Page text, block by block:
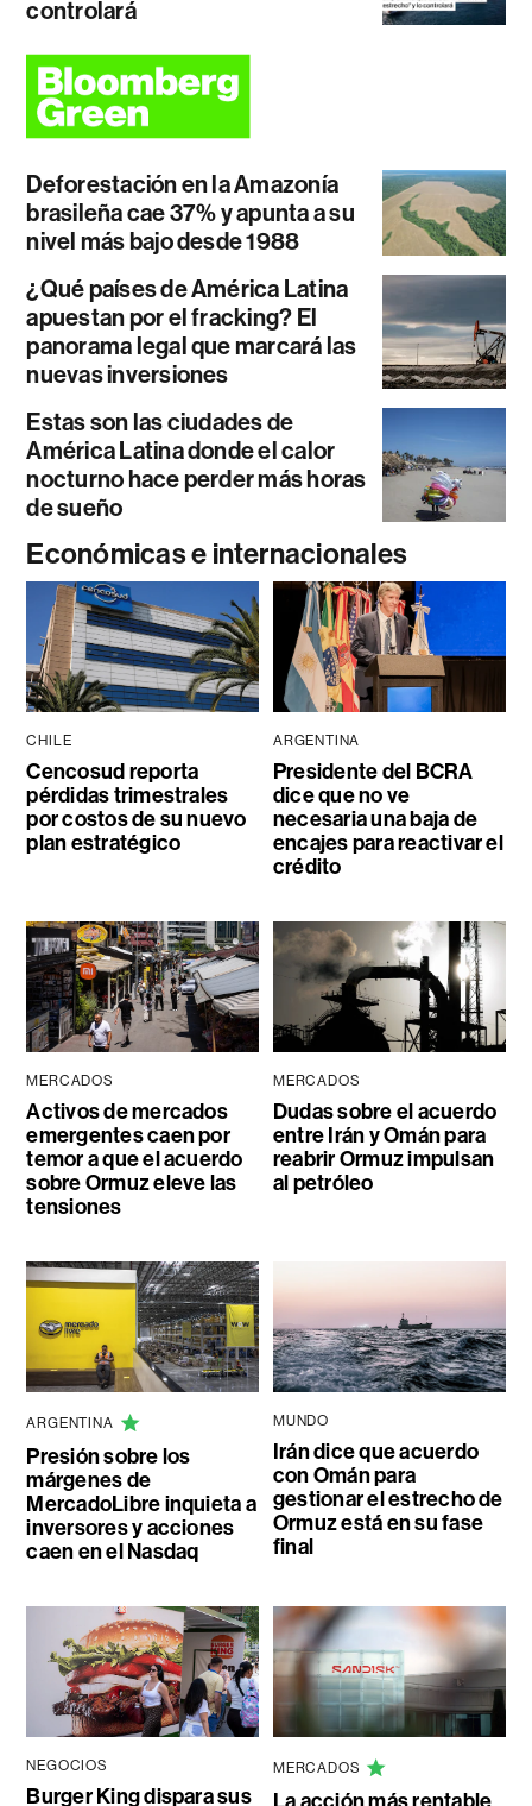
controlará
Deforestación en la Amazonía
brasileña cae 37% y apunta a su
nivel más bajo desde 1988
¿Qué países de América Latina
apuestan por el fracking? El
panorama legal que marcará las
nuevas inversiones
Estas son las ciudades de
América Latina donde el calor
nocturno hace perder más horas
de sueño
Económicas e internacionales
CHILE
Cencosud reporta
pérdidas trimestrales
por costos de su nuevo
plan estratégico
ARGENTINA
Presidente del BCRA
dice que no ve
necesaria una baja de
encajes para reactivar el
crédito
MERCADOS
Activos de mercados
emergentes caen por
temor a que el acuerdo
sobre Ormuz eleve las
tensiones
MERCADOS
Dudas sobre el acuerdo
entre Irán y Omán para
reabrir Ormuz impulsan
al petróleo
ARGENTINA
Presión sobre los
márgenes de
MercadoLibre inquieta a
inversores y acciones
caen en el Nasdaq
MUNDO
Irán dice que acuerdo
con Omán para
gestionar el estrecho de
Ormuz está en su fase
final
NEGOCIOS
Burger King dispara sus
MERCADOS
La acción más rentable